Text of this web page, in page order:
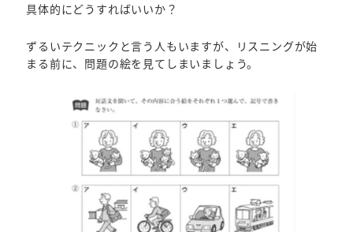
具体的にどうすればいいか？
ずるいテクニックと言う人もいますが、リスニングが始
まる前に、問題の絵を見てしまいましょう。